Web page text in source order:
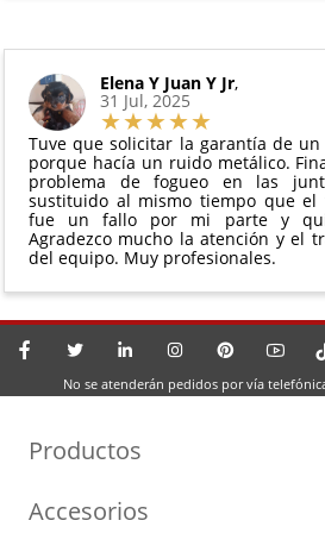
Elena Y Juan Y Jr,
31 Jul, 2025
Tuve que solicitar la garantía de
porque hacía un ruido metálico.
problema de fogueo en las
sustituido al mismo tiempo que el
fue un fallo por mi parte y
Agradezco mucho la atención y el
del equipo. Muy profesionales.
No se atenderán pedidos por vía
Productos
Turbos por Marca
Accesorios